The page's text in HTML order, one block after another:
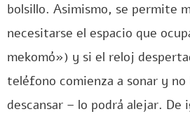
bolsillo. Asimismo, se permite
necesitarse el espacio que
mekomó») y si el reloj
teléfono comienza a sonar y
descansar – lo podrá alejar. De